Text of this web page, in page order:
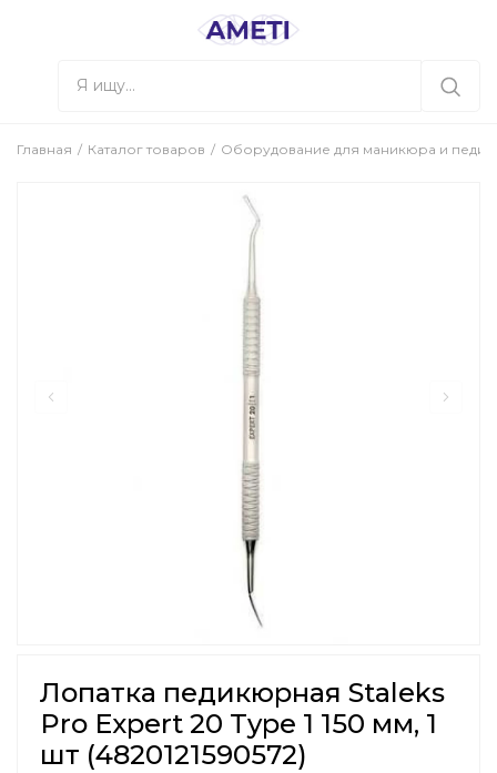
Главная Каталог товаров Оборудование для маникюра и
Лопатка педикюрная Staleks
Pro Expert 20 Type 1 150 мм, 1
шт (4820121590572)